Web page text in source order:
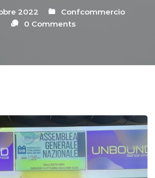
2022
Confcommercio
0 Comments